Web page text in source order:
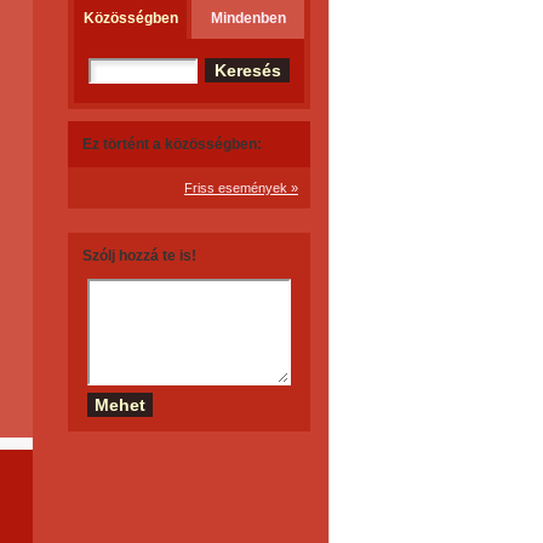
Közösségben Mindenben
Ez történt a közösségben:
Friss események »
Szólj hozzá te is!